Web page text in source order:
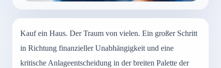
Kauf ein Haus. Der Traum von vielen. Ein großer Schritt
in Richtung finanzieller Unabhängigkeit und eine
kritische Anlageentscheidung in der breiten Palette der